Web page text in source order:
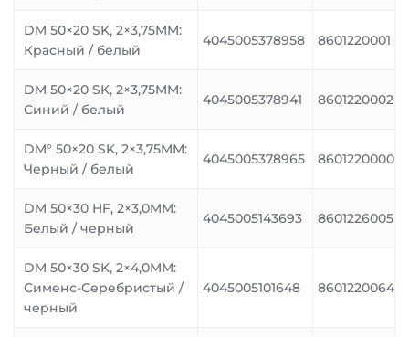
DM 50×20 SK, 2×3,75MM:
Красный / белый
4045005378958 8601220001
DM 50×20 SK, 2×3,75MM:
Синий / белый
4045005378941 8601220002
DM° 50×20 SK, 2×3,75MM:
Черный / белый
4045005378965 8601220000
DM 50×30 HF, 2×3,0MM:
Белый / черный
4045005143693 8601226005
DM 50×30 SK, 2×4,0MM:
Сименс-Серебристый /
черный
4045005101648 8601220064